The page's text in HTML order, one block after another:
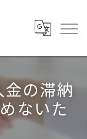
金の滞納
ないた